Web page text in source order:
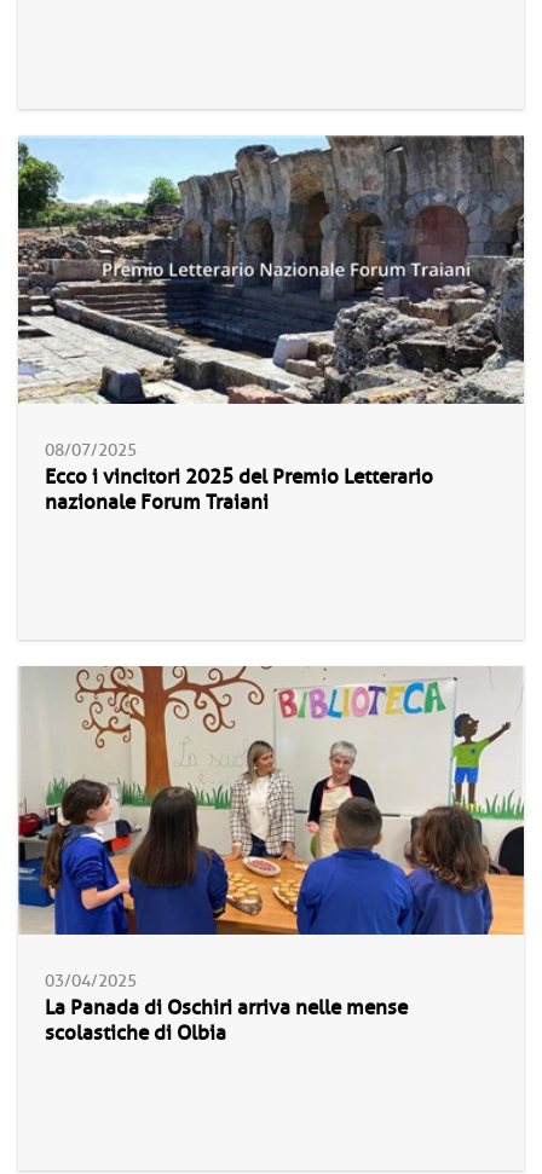
08/07/2025
Ecco i vincitori 2025 del Premio Letterario
nazionale Forum Traiani
03/04/2025
La Panada di Oschiri arriva nelle mense
scolastiche di Olbia